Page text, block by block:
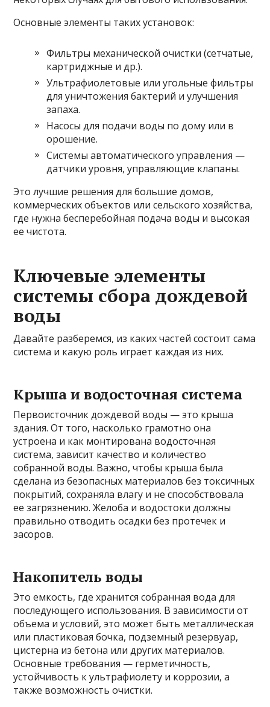
Основные элементы таких установок:
Фильтры механической очистки (сетчатые,
картриджные и др.).
Ультрафиолетовые или угольные фильтры
для уничтожения бактерий и улучшения
запаха.
Насосы для подачи воды по дому или в
орошение.
Системы автоматического управления —
датчики уровня, управляющие клапаны.
Это лучшие решения для большие домов,
коммерческих объектов или сельского хозяйства,
где нужна бесперебойная подача воды и высокая
ее чистота.
Ключевые элементы
системы сбора дождевой
воды
Давайте разберемся, из каких частей состоит сама
система и какую роль играет каждая из них.
Крыша и водосточная система
Первоисточник дождевой воды — это крыша
здания. От того, насколько грамотно она
устроена и как монтирована водосточная
система, зависит качество и количество
собранной воды. Важно, чтобы крыша была
сделана из безопасных материалов без токсичных
покрытий, сохраняла влагу и не способствовала
ее загрязнению. Желоба и водостоки должны
правильно отводить осадки без протечек и
засоров.
Накопитель воды
Это емкость, где хранится собранная вода для
последующего использования. В зависимости от
объема и условий, это может быть металлическая
или пластиковая бочка, подземный резервуар,
цистерна из бетона или других материалов.
Основные требования — герметичность,
устойчивость к ультрафиолету и коррозии, а
также возможность очистки.